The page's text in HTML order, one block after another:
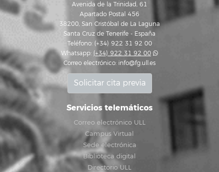
Avenida de la Trinidad, 61
Apartado Postal 456
38200, San Cristóbal de La Laguna
Santa Cruz de Tenerife - España
Teléfono: (+34) 922 31 92 00
Whatsapp: (+34) 922 31 92 00
Correo electrónico: info@fg.ull.es
Solicitar cita previa
Servicios telemáticos
Correo electrónico ULL
Campus Virtual
Sede electrónica
Biblioteca digital
Directorio ULL